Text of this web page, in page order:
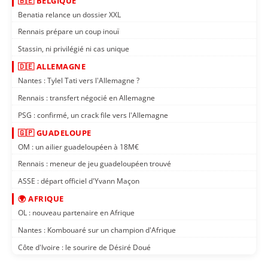
Benatia relance un dossier XXL
Rennais prépare un coup inouï
Stassin, ni privilégié ni cas unique
🇩🇪 ALLEMAGNE
Nantes : Tylel Tati vers l'Allemagne ?
Rennais : transfert négocié en Allemagne
PSG : confirmé, un crack file vers l'Allemagne
🇬🇵 GUADELOUPE
OM : un ailier guadeloupéen à 18M€
Rennais : meneur de jeu guadeloupéen trouvé
ASSE : départ officiel d'Yvann Maçon
🌍 AFRIQUE
OL : nouveau partenaire en Afrique
Nantes : Kombouaré sur un champion d'Afrique
Côte d'Ivoire : le sourire de Désiré Doué